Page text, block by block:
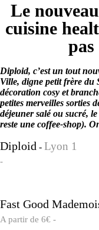
Le
cuisine
pas
Diploid, c’est un tout
Ville, digne petit frère du
décoration cosy et
petites merveilles sorties
déjeuner salé ou sucré,
reste une coffee-shop).
Diploid - Lyon 1
-
Fast Good
A partir de 6€ -